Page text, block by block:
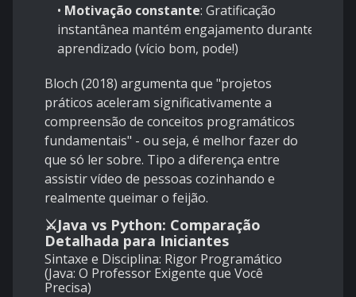
• Motivação constante: Gratificação
instantânea mantém engajamento durante
aprendizado (vício bom, pode!)
Bloch (2018) argumenta que "projetos
práticos aceleram significativamente a
compreensão de conceitos programáticos
fundamentais" - ou seja, é melhor fazer do
que só ler sobre. Tipo a diferença entre
assistir vídeo de pessoas cozinhando e
realmente queimar o feijão.
⚔️Java vs Python: Comparação
Detalhada para Iniciantes
Sintaxe e Disciplina: Rigor Programático
(Java: O Professor Exigente que Você
Precisa)